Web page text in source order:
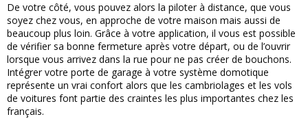
De votre côté, vous pouvez alors la piloter à distance, que vous
soyez chez vous, en approche de votre maison mais aussi de
beaucoup plus loin. Grâce à votre application, il vous est possible
de vérifier sa bonne fermeture après votre départ, ou de l’ouvrir
lorsque vous arrivez dans la rue pour ne pas créer de bouchons.
Intégrer votre porte de garage à votre système domotique
représente un vrai confort alors que les cambriolages et les vols
de voitures font partie des craintes les plus importantes chez les
français.